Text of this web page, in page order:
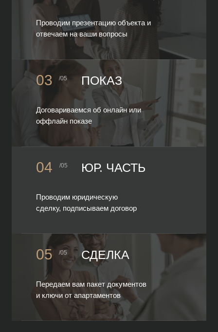
Проводим презентацию объекта и
отвечаем на ваши вопросы
Договариваемся об онлайн или
оффлайн показе
Проводим юридическую
сделку, подписываем договор
Передаем вам пакет документов
и ключи от апартаментов
/05
/05
03
04
/05
05
ПОКАЗ
ЮР. ЧАСТЬ
СДЕЛКА